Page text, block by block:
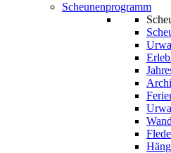
Scheunenprogramm